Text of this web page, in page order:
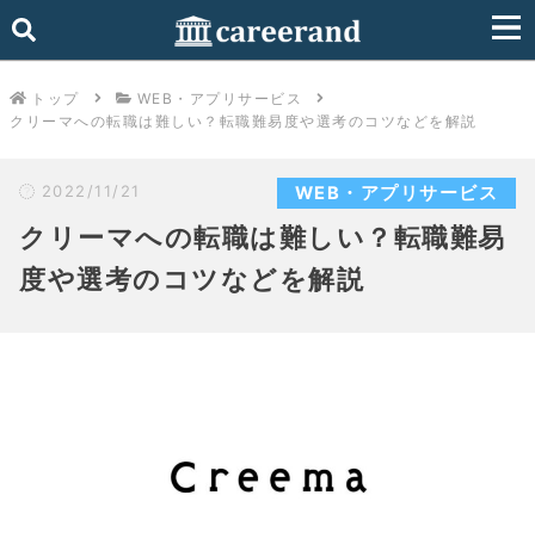
トップ
WEB・アプリサービス
クリーマへの転職は難しい？転職難易度や選考のコツなどを解説
2022/11/21 WEB・アプリサービス
クリーマへの転職は難しい？転職難易
度や選考のコツなどを解説